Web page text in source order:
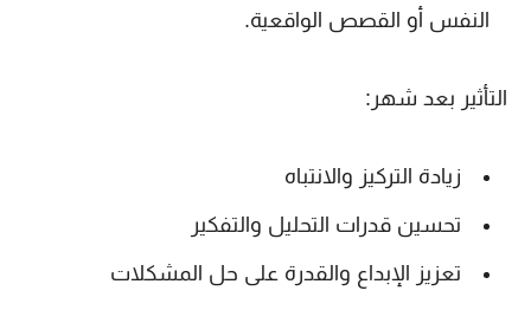
النفس أو القصص الواقعية.
التأثير بعد شهر:
زيادة التركيز والانتباه
تحسين قدرات التحليل والتفكير
تعزيز الإبداع والقدرة على حل المشكلات